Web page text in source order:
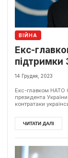
ВІЙНА
Екс-
підтримки
ще рік
14 Грудня, 2023
Екс-главком НАТО
президента
контратаки
ЧИТАТИ ДАЛІ